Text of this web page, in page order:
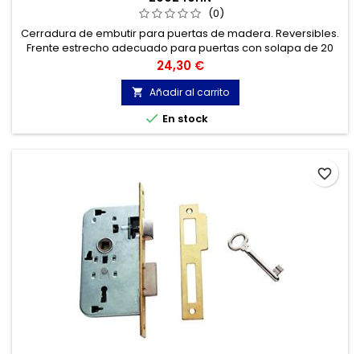
(0)
Cerradura de embutir para puertas de madera. Reversibles.
Frente estrecho adecuado para puertas con solapa de 20
mm.
Precio
24,30 €
 Añadir al carrito
 En stock
favorite_border